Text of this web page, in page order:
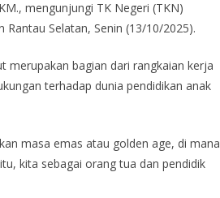
mengunjungi TK Negeri (TKN)
Selatan, Senin (13/10/2025).
merupakan bagian dari rangkaian kerja
terhadap dunia pendidikan anak
masa emas atau golden age, di mana
kita sebagai orang tua dan pendidik